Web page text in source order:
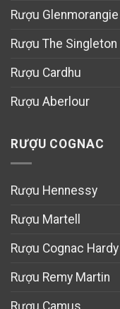
Rượu Glenmorangie
Rượu The Singleton
Rượu Cardhu
Rượu Aberlour
RƯỢU COGNAC
Rượu Hennessy
Rượu Martell
Rượu Cognac Hardy
Rượu Remy Martin